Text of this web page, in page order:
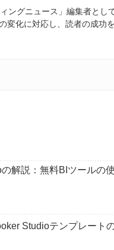
ングニュース」編集者と
変化に対応し、読者の成功
解説：無料BIツールの
Studioテンプレート